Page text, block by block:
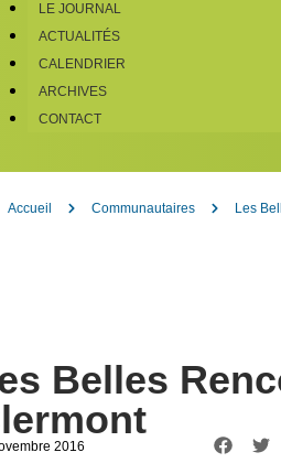
LE JOURNAL
ACTUALITÉS
CALENDRIER
ARCHIVES
CONTACT
Accueil Communautaires Les
Belles
2016